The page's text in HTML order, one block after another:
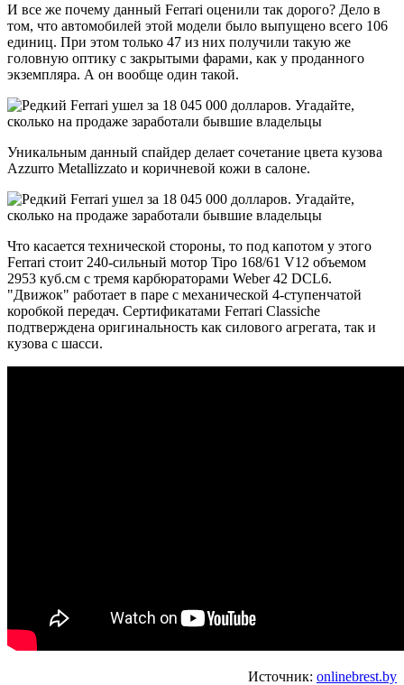
И все же почему данный Ferrari оценили так дорого? Дело в
том, что автомобилей этой модели было выпущено всего 106
единиц. При этом только 47 из них получили такую же
головную оптику с закрытыми фарами, как у проданного
экземпляра. А он вообще один такой.
Уникальным данный спайдер делает сочетание цвета кузова
Azzurro Metallizzato и коричневой кожи в салоне.
Что касается технической стороны, то под капотом у этого
Ferrari стоит 240-сильный мотор Tipo 168/61 V12 объемом
2953 куб.см с тремя карбюраторами Weber 42 DCL6.
"Движок" работает в паре с механической 4-ступенчатой
коробкой передач. Сертификатами Ferrari Classiche
подтверждена оригинальность как силового агрегата, так и
кузова с шасси.
Источник: onlinebrest.by